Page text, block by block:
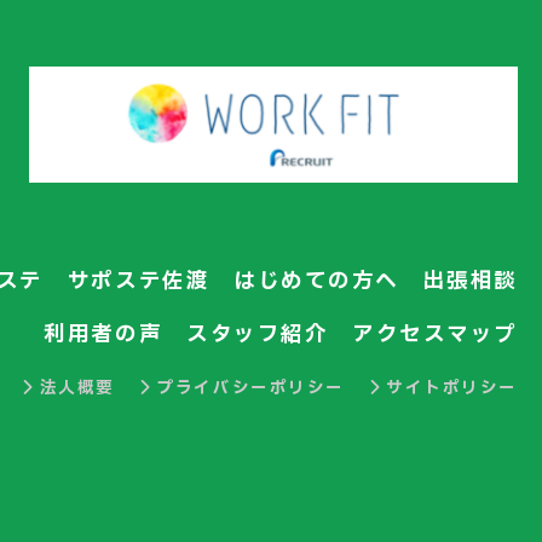
テ サポステ佐渡 はじめての方へ
出張相談
利用者の声
スタッフ紹介 アクセスマップ
法人概要 プライバシーポリシー サイトポリシー